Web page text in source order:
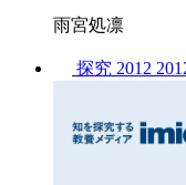
雨宮処凛
探究 2012